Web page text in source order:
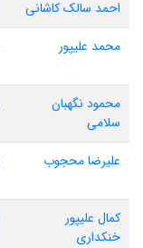
احمد سالک کاشانی
محمد علیپور
محمود نگهبان
سلامی
علیرضا محجوب
کمال علیپور
خنکداری